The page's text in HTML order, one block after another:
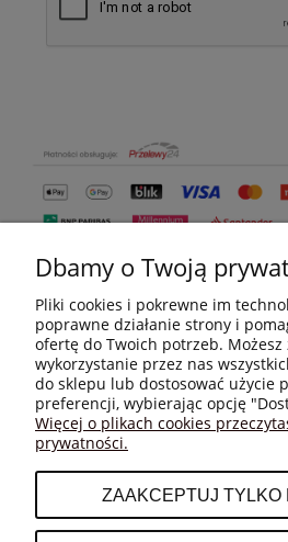
MOJE
Dbamy o Twoją
Pliki cookies i pokrewne im
poprawne działanie strony i
ofertę do Twoich potrzeb. Możesz
wykorzystanie przez nas
do sklepu lub dostosować użycie
preferencji, wybierając opcję
Więcej o plikach cookies
prywatności.
ZAAKCEPTUJ TYLKO